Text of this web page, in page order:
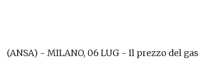
(ANSA) - MILANO, 06 LUG - Il prezzo del gas